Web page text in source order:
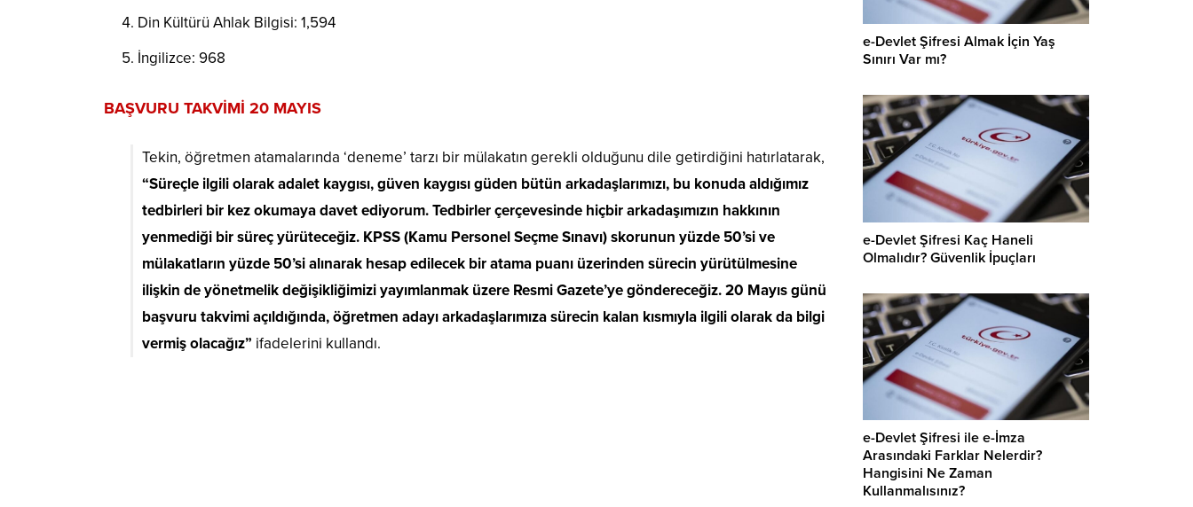
Din Kültürü Ahlak Bilgisi: 1,594
İngilizce: 968
BAŞVURU TAKVİMİ 20 MAYIS
Tekin, öğretmen atamalarında ‘deneme’ tarzı bir mülakatın gerekli olduğunu dile getirdiğini hatırlatarak,
“Süreçle ilgili olarak adalet kaygısı, güven kaygısı güden bütün arkadaşlarımızı, bu konuda aldığımız
tedbirleri bir kez okumaya davet ediyorum. Tedbirler çerçevesinde hiçbir arkadaşımızın hakkının
yenmediği bir süreç yürüteceğiz. KPSS (Kamu Personel Seçme Sınavı) skorunun yüzde 50’si ve
mülakatların yüzde 50’si alınarak hesap edilecek bir atama puanı üzerinden sürecin yürütülmesine
ilişkin de yönetmelik değişikliğimizi yayımlanmak üzere Resmi Gazete’ye göndereceğiz. 20 Mayıs günü
başvuru takvimi açıldığında, öğretmen adayı arkadaşlarımıza sürecin kalan kısmıyla ilgili olarak da bilgi
vermiş olacağız” ifadelerini kullandı.
e-Devlet Şifresi Almak İçin Yaş
Sınırı Var mı?
e-Devlet Şifresi Kaç Haneli
Olmalıdır? Güvenlik İpuçları
e-Devlet Şifresi ile e-İmza
Arasındaki Farklar Nelerdir?
Hangisini Ne Zaman
Kullanmalısınız?